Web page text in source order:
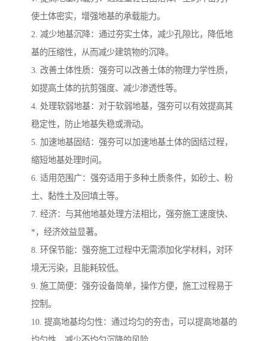
使土体密实，增强地基的承载能力。
2. 减少地基沉降：通过夯实土体，减少孔隙比，降低地
基的压缩性，从而减少建筑物的沉降。
3. 改善土体性质：强夯可以改善土体的物理力学性质，
如提高土体的抗剪强度、减少渗透性等。
4. 处理软弱地基：对于软弱地基，强夯可以有效提高其
稳定性，防止地基失稳或滑动。
5. 加速地基固结：强夯可以加速地基土体的固结过程，
缩短地基处理时间。
6. 适用范围广：强夯适用于多种土质条件，如砂土、粉
土、黏性土及回填土等。
7. 经济：与其他地基处理方法相比，强夯施工速度快、
*，经济效益显著。
8. 环保节能：强夯施工过程中无需添加化学材料，对环
境无污染，且能耗较低。
9. 施工简便：强夯设备简单，操作方便，施工过程易于
控制。
10. 提高地基均匀性：通过均匀的夯击，可以提高地基的